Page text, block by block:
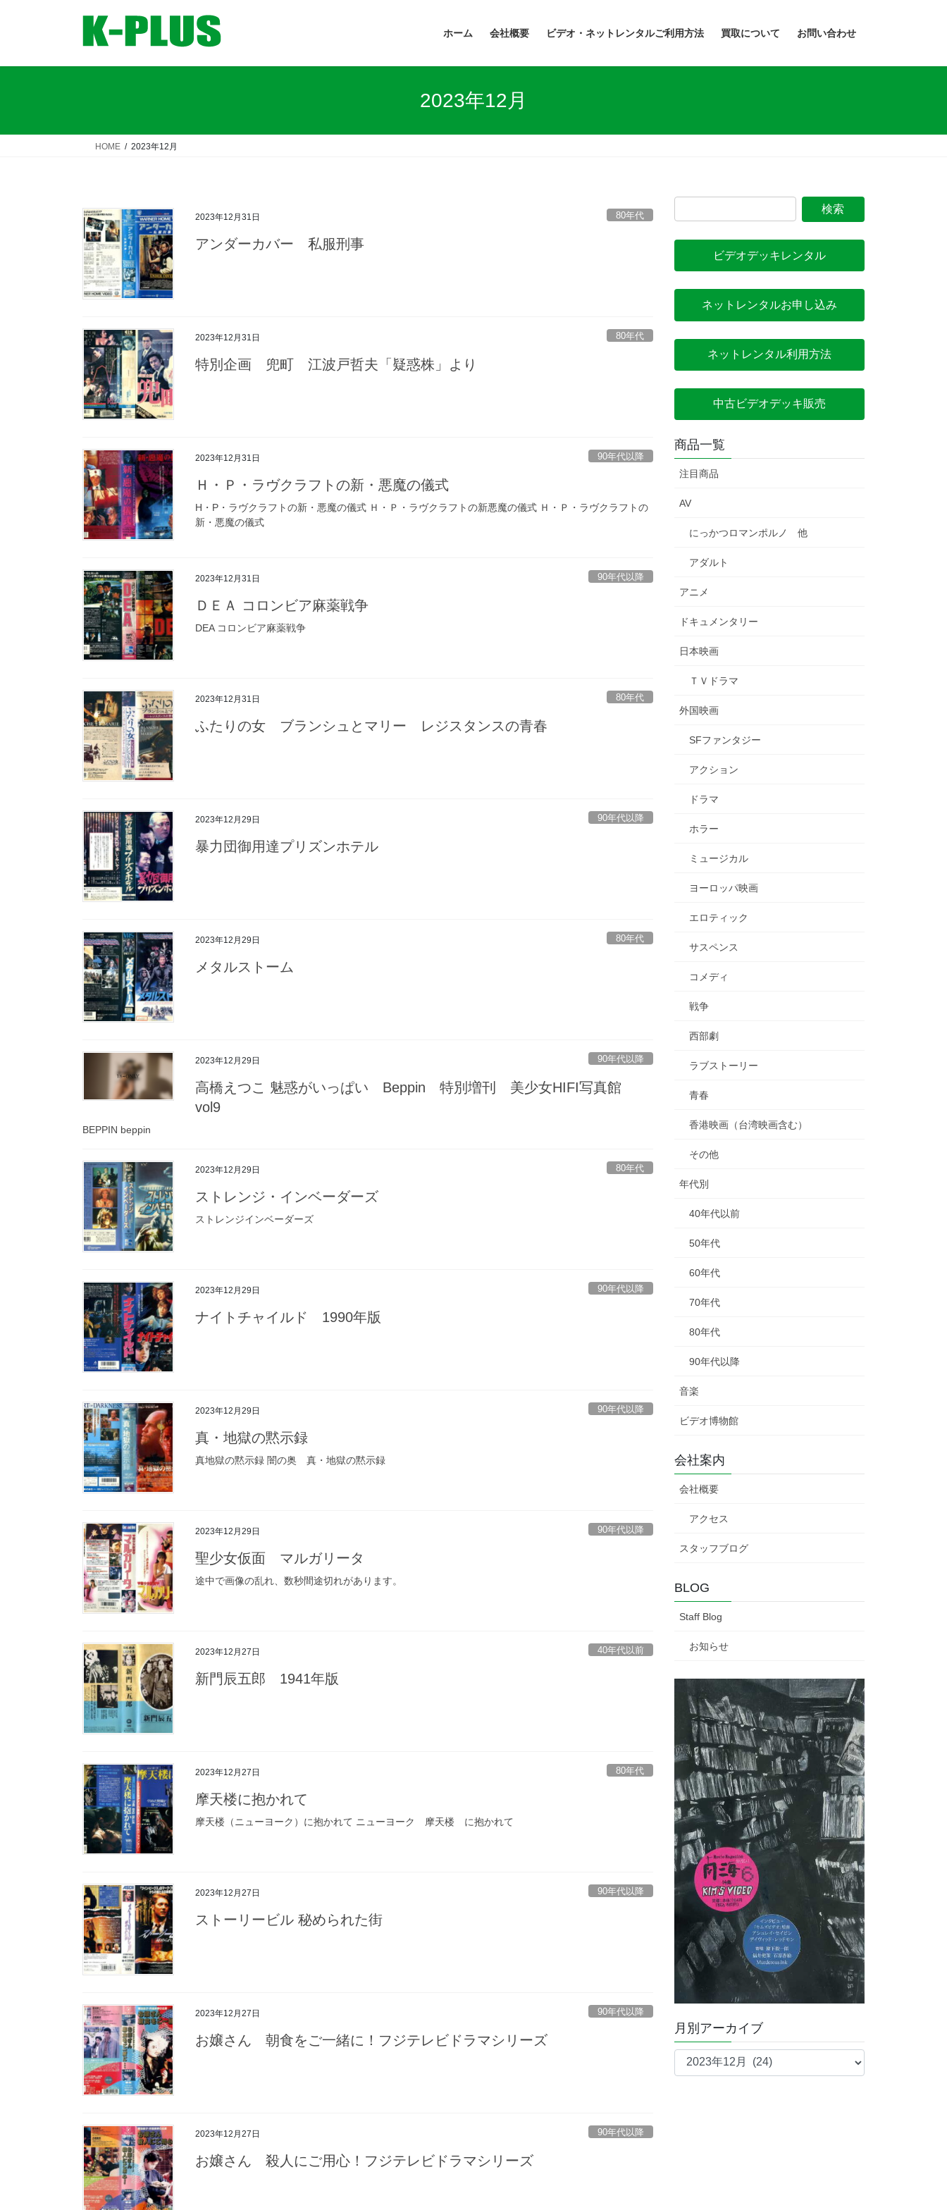
ホーム 会社概要 ビデオ・ネットレンタルご利用方法 買取について お問い合わせ
2023年12月
HOME 2023年12月
2023年12月31日 80年代
アンダーカバー 私服刑事
2023年12月31日 80年代
特別企画 兜町 江波戸哲夫「疑惑株」より
2023年12月31日 90年代以降
Ｈ・Ｐ・ラヴクラフトの新・悪魔の儀式
H・P・ラヴクラフトの新・悪魔の儀式 Ｈ・Ｐ・ラヴクラフトの新悪魔の儀式 Ｈ・Ｐ・ラヴクラフトの
新・悪魔の儀式
2023年12月31日 90年代以降
ＤＥＡ コロンビア麻薬戦争
DEA コロンビア麻薬戦争
2023年12月31日 80年代
ふたりの女 ブランシュとマリー レジスタンスの青春
2023年12月29日 90年代以降
暴力団御用達プリズンホテル
2023年12月29日 80年代
メタルストーム
2023年12月29日 90年代以降
高橋えつこ 魅惑がいっぱい Beppin 特別増刊 美少女HIFI写真館
vol9
BEPPIN beppin
2023年12月29日 80年代
ストレンジ・インベーダーズ
ストレンジインベーダーズ
2023年12月29日 90年代以降
ナイトチャイルド 1990年版
2023年12月29日 90年代以降
真・地獄の黙示録
真地獄の黙示録 闇の奥 真・地獄の黙示録
2023年12月29日 90年代以降
聖少女仮面 マルガリータ
途中で画像の乱れ、数秒間途切れがあります。
2023年12月27日 40年代以前
新門辰五郎 1941年版
2023年12月27日 80年代
摩天楼に抱かれて
摩天楼（ニューヨーク）に抱かれて ニューヨーク 摩天楼 に抱かれて
2023年12月27日 90年代以降
ストーリービル 秘められた街
2023年12月27日 90年代以降
お嬢さん 朝食をご一緒に！フジテレビドラマシリーズ
2023年12月27日 90年代以降
お嬢さん 殺人にご用心！フジテレビドラマシリーズ
ビデオデッキレンタル
ネットレンタルお申し込み
ネットレンタル利用方法
中古ビデオデッキ販売
商品一覧
注目商品
AV
にっかつロマンポルノ 他
アダルト
アニメ
ドキュメンタリー
日本映画
ＴＶドラマ
外国映画
SFファンタジー
アクション
ドラマ
ホラー
ミュージカル
ヨーロッパ映画
エロティック
サスペンス
コメディ
戦争
西部劇
ラブストーリー
青春
香港映画（台湾映画含む）
その他
年代別
40年代以前
50年代
60年代
70年代
80年代
90年代以降
音楽
ビデオ博物館
会社案内
会社概要
アクセス
スタッフブログ
BLOG
Staff Blog
お知らせ
月別アーカイブ
月